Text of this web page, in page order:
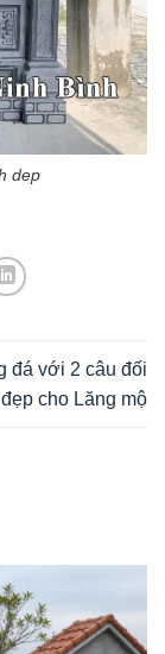
dep
đá với 2 câu đối
đẹp cho Lăng mộ